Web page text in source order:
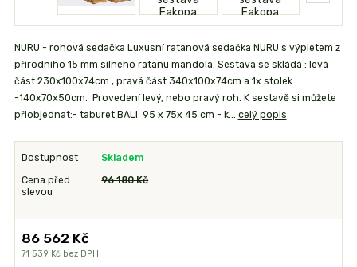
NURU - rohová sedačka Luxusní ratanová sedačka NURU s výpletem z
přírodního 15 mm silného ratanu mandola. Sestava se skládá : levá
část 230x100x74cm , pravá část 340x100x74cm a 1x stolek
-140x70x50cm. Provedení levý, nebo pravý roh. K sestavě si můžete
přiobjednat:- taburet BALI 95 x 75x 45 cm - k... celý popis
Dostupnost Skladem
Cena před
slevou
96 180 Kč
86 562 Kč
71 539 Kč bez DPH